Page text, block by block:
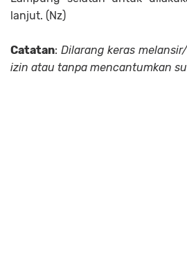
lanjut. (Nz)
Catatan: Dilarang keras
izin atau tanpa mencantumkan